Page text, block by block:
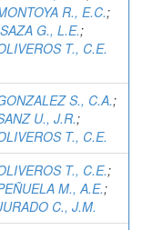
R., E.C.;
G., L.E.;
T., C.E.
S., C.A.;
U., J.R.;
T., C.E.
T., C.E.;
M., A.E.;
C., J.M.